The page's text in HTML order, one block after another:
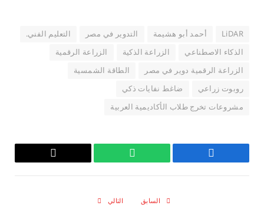
LiDAR أحمد أبو هشيمة التدوير في مصر
التعليم الفني.
الذكاء الاصطناعي
الزراعة الذكية
الزراعة الرقمية
الزراعة الرقمية دوير في مصر
الطاقة الشمسية
روبوت زراعي
ضاغط نفايات ذكي
مشروعات تخرج طلاب الأكاديمية العربية
فيسبوك واتساب
Copy
السابق التالي